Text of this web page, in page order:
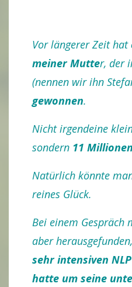
Vor längerer Zeit hat
meiner Mutter, der
(nennen wir ihn
gewonnen.
Nicht irgendeine
sondern 11
Natürlich könnte
reines Glück.
Bei einem Gespräch
aber
sehr intensiven
hatte um seine